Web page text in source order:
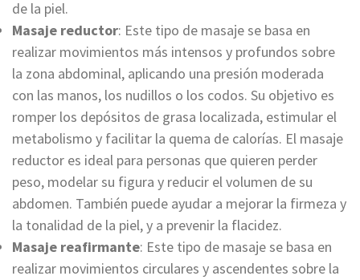
de la piel.
Masaje reductor: Este tipo de masaje se basa en
realizar movimientos más intensos y profundos sobre
la zona abdominal, aplicando una presión moderada
con las manos, los nudillos o los codos. Su objetivo es
romper los depósitos de grasa localizada, estimular el
metabolismo y facilitar la quema de calorías. El masaje
reductor es ideal para personas que quieren perder
peso, modelar su figura y reducir el volumen de su
abdomen. También puede ayudar a mejorar la firmeza y
la tonalidad de la piel, y a prevenir la flacidez.
Masaje reafirmante: Este tipo de masaje se basa en
realizar movimientos circulares y ascendentes sobre la